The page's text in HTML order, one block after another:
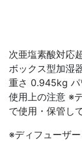
次亜塩素酸対応
ボックス型加湿
重さ 0.945kg パ
使用上の注意 ※
で使用・保管し
※ディフューザ